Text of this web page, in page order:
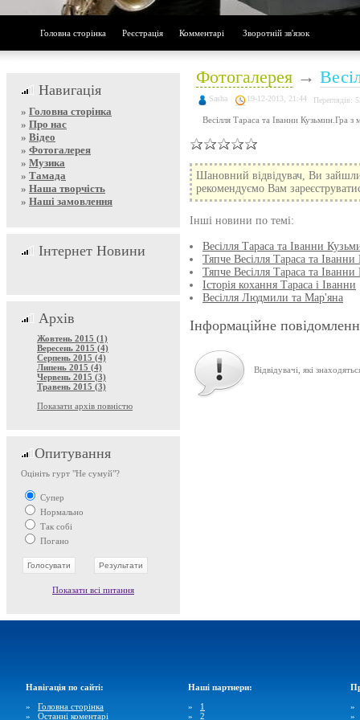
Головна сторінка Реєстрація Комментарі Зворотній зв'язок
Навигація
» Головна сторінка
» Про нас
» Відео
» Фотогалерея
» Музика
» Тамада
» Наша творчість
» Наші замовлення
Інтернет Новини
Архів
Жовтень 2015 (1)
Вересень 2015 (4)
Серпень 2015 (4)
Липень 2015 (4)
Червень 2015 (3)
Травень 2015 (3)
Показати архів повністю
Опитування
Оцініть гурт "Не сумуй"?
Супер
Нормально
Так собі
Погано
Показати всі питання
Фотогалерея →
Sasha 19-12-2013, 21:44 Переглядів:
Весілля Тараса та Іванни Кузьмин.Гра з
Шановний відвідувач, Ви
рекомендуємо Вам
Інші новини по темі:
Весілля Тараса та Іванни
Тяпче Весілля Тараса та
Тяпче Весілля Тараса та
Історія кохання Тараса і Іванни
Весілля Людмили та Мар'яна
Інформаційне
Відвідувачі, які
Навігація по сайті:
» Головна сторінка
» Останні коментарі
Наші партнери:
» 1
» 2